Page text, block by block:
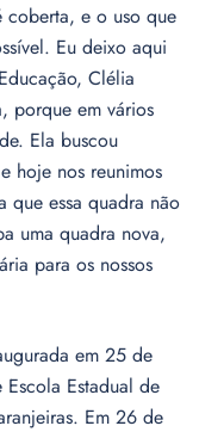
coberta, e o uso que
Eu deixo aqui
Clélia
porque em vários
Ela buscou
hoje nos reunimos
essa quadra não
uma quadra nova,
para os nossos
em 25 de
Estadual de
Em 26 de